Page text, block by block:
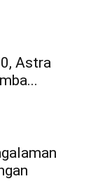
Astra